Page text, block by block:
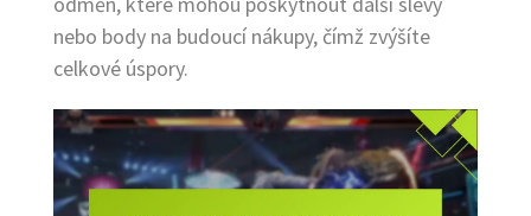
nebo body na budoucí nákupy, čímž zvýšíte
celkové úspory.